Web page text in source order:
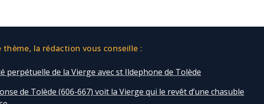
thème, la rédaction vous conseille :
perpétuelle de la Vierge avec st Ildephone de Tolède
de Tolède (606-667) voit la Vierge qui le revêt d’une chasuble